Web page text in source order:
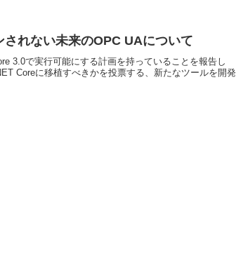
れない未来のOPC UAについて
3.0で実行可能にする計画を持っていることを報告し
Coreに移植すべきかを投票する、新たなツールを開発